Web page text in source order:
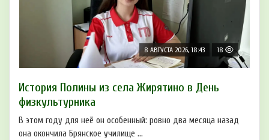
8 АВГУСТА 2026, 18:43 18
История Полины из села Жирятино в День
физкультурника
В этом году для неё он особенный: ровно два месяца назад
она окончила Брянское училище ...